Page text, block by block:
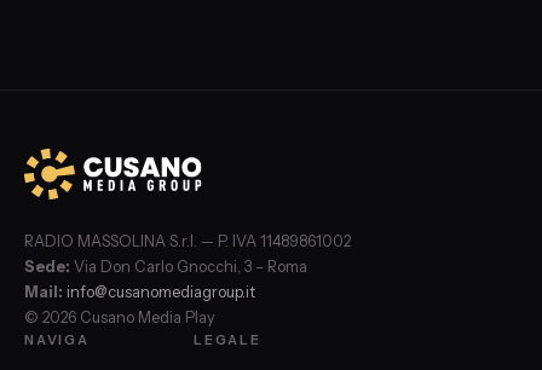
RADIO MASSOLINA S.r.l. — P. IVA 11489861002
Sede: Via Don Carlo Gnocchi, 3 – Roma
Mail: info@cusanomediagroup.it
© 2026 Cusano Media Play
NAVIGA LEGALE